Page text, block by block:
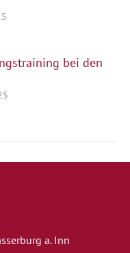
bei den
a. Inn